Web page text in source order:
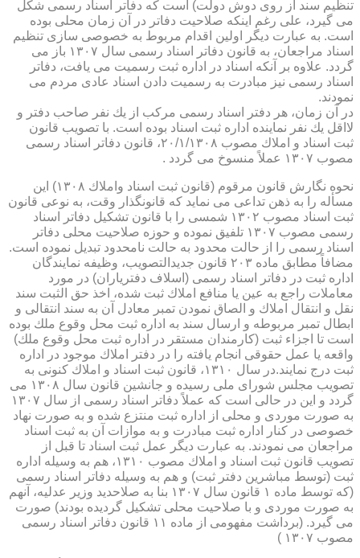
تنظیم سند از روی دوش دولت) است كه دفاتر اسناد رسمی شكل
می گیرد، علی رغم اینكه صلاحیت دفاتر در آن زمان محلی بوده
است. به عبارت دیگر اولین اقدام مربوط به خصوصی سازی تنظیم
اسناد مراجعان، به قانون دفاتر اسناد رسمی سال ۱۳۰۷ باز می
گردد. علاوه بر آنكه اسناد در اداره ثبت رسمیت می یافت، دفاتر
اسناد رسمی نیز مبادرت به رسمیت دادن اسناد عادی مردم می
نمودند.
در آن زمان، هر دفتر اسناد رسمی مركب از یك نفر صاحب دفتر و
لااقل یك نفر نماینده اداره ثبت اسناد بوده است. با تصویب قانون
ثبت اسناد و املاك مصوب ۲۰/۱/۱۳۰۸، قانون دفاتر اسناد رسمی
مصوب ۱۳۰۷ عملاً منسوخ می گردد .
نحوه نگارش قانون مرقوم (قانون ثبت اسناد واملاك ۱۳۰۸) این
مسأله را به ذهن تداعی می نماید كه قانونگذار وقت، به نوعی قانون
ثبت اسناد مصوب ۱۳۰۲ شمسی را با قانون تشكیل دفاتر اسناد
رسمی مصوب ۱۳۰۷ تلفیق نموده و حوزه صلاحیت محلی دفاتر
اسناد رسمی را از حالت محدود به حالت نامحدود تبدیل نموده است.
مضافاً مطابق ماده ۲۰۳ قانون جدیدالتصویب، وظیفه نمایندگان
اداره ثبت در دفاتر اسناد رسمی (اسلاف دفتریاران) در مورد
معاملات راجع به عین یا منافع املاك ثبت شده، اخذ حق الثبت سند
نقل و انتقال املاك و الصاق نمودن تمبر معادل آن به سند انتقالی و
ابطال تمبر مربوطه و ارسال سند به اداره ثبت محل وقوع ملك بوده
است تا اجزاء ثبت (كارمندان مستقر در اداره ثبت محل وقوع ملك)
واقعه یا عمل حقوقی انجام یافته را در دفتر املاك موجود در اداره
ثبت درج نمایند.در سال ۱۳۱۰، قانون ثبت اسناد و املاك كنونی به
تصویب مجلس شورای ملی رسیده و جانشین قانون سال ۱۳۰۸ می
گردد و این در حالی است كه عملاً دفاتر اسناد رسمی از سال ۱۳۰۷
به صورت موردی و محلی از اداره ثبت منتزع شده و به صورت نهاد
خصوصی در كنار اداره ثبت مبادرت و به موازات آن به ثبت اسناد
مراجعان می نمودند. به عبارت دیگر عمل ثبت اسناد تا قبل از
تصویب قانون ثبت اسناد و املاك مصوب ۱۳۱۰، هم به وسیله اداره
ثبت (توسط مباشرین دفتر ثبت) و هم به وسیله دفاتر اسناد رسمی
(كه توسط ماده ۱ قانون سال ۱۳۰۷ بنا به صلاحدید وزیر عدلیه، آنهم
به صورت موردی و با صلاحیت محلی تشكیل گردیده بودند) صورت
می گیرد. (برداشت مفهومی از ماده ۱۱ قانون دفاتر اسناد رسمی
مصوب ۱۳۰۷ )